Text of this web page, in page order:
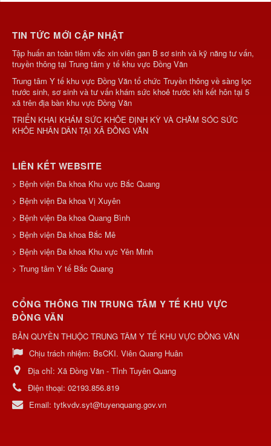
TIN TỨC MỚI CẬP NHẬT
Tập huấn an toàn tiêm vắc xin viên gan B sơ sinh và kỹ năng tư vấn,
truyền thông tại Trung tâm y tế khu vực Đồng Văn
Trung tâm Y tế khu vực Đồng Văn tổ chức Truyền thông về sàng lọc
trước sinh, sơ sinh và tư vấn khám sức khoẻ trước khi kết hôn tại 5
xã trên địa bàn khu vực Đồng Văn
TRIỂN KHAI KHÁM SỨC KHỎE ĐỊNH KỲ VÀ CHĂM SÓC SỨC
KHỎE NHÂN DÂN TẠI XÃ ĐỒNG VĂN
LIÊN KẾT WEBSITE
> Bệnh viện Đa khoa Khu vực Bắc Quang
> Bệnh viện Đa khoa Vị Xuyên
> Bệnh viện Đa khoa Quang Bình
> Bệnh viện Đa khoa Bắc Mê
> Bệnh viện Đa khoa Khu vực Yên Minh
> Trung tâm Y tế Bắc Quang
CỔNG THÔNG TIN TRUNG TÂM Y TẾ KHU VỰC
ĐỒNG VĂN
BẢN QUYỀN THUỘC TRUNG TÂM Y TẾ KHU VỰC ĐỒNG VĂN
Chịu trách nhiệm: BsCKI. Viên Quang Huân
Địa chỉ: Xã Đồng Văn - Tỉnh Tuyên Quang
Điện thoại: 02193.856.819
Email: tytkvdv.syt@tuyenquang.gov.vn